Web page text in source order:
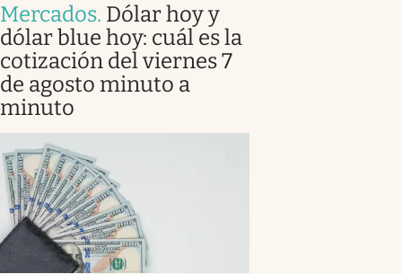
Mercados. Dólar hoy y
dólar blue hoy: cuál es la
cotización del viernes 7
de agosto minuto a
minuto